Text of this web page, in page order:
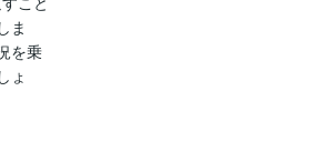
ま
を乗
ょ